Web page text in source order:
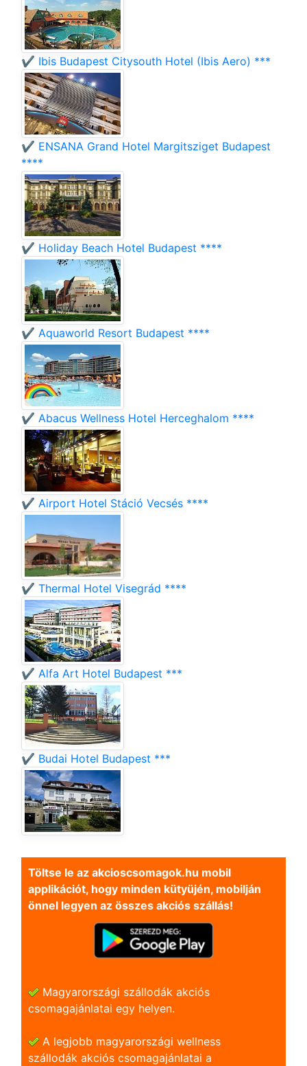
✔️ Ibis Budapest Citysouth Hotel (Ibis Aero) ***
✔️ ENSANA Grand Hotel Margitsziget Budapest
****
✔️ Holiday Beach Hotel Budapest ****
✔️ Aquaworld Resort Budapest ****
✔️ Abacus Wellness Hotel Herceghalom ****
✔️ Airport Hotel Stáció Vecsés ****
✔️ Thermal Hotel Visegrád ****
✔️ Alfa Art Hotel Budapest ***
✔️ Budai Hotel Budapest ***
Töltse le az akcioscsomagok.hu mobil
applikációt, hogy minden kütyüjén, mobilján
önnel legyen az összes akciós szállás!
Magyarországi szállodák akciós
csomagajánlatai egy helyen.
A legjobb magyarországi wellness
szállodák akciós csomagajánlatai a